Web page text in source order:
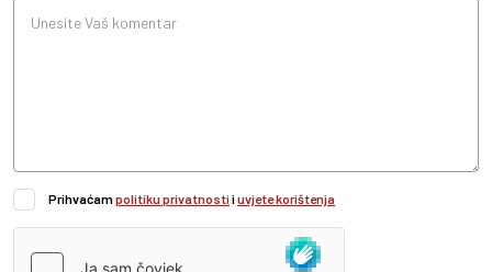
Prihvaćampolitiku privatnostiiuvjete korištenja